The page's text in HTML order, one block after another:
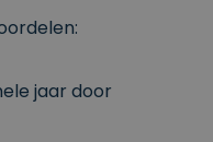
jaar door